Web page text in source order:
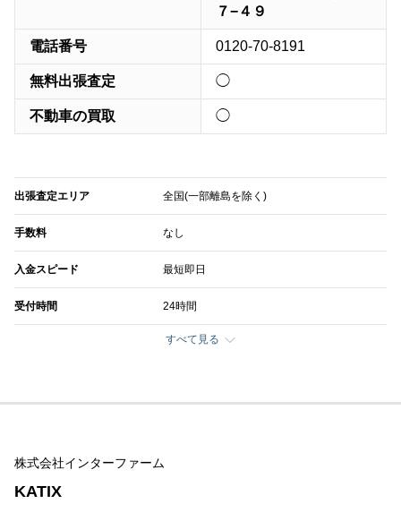
７−４９
電話番号 0120-70-8191
無料出張査定 ◯
不動車の買取 ◯
出張査定エリア 全国(一部離島を除く)
手数料 なし
入金スピード 最短即日
受付時間 24時間
すべて見る
株式会社インターファーム
KATIX